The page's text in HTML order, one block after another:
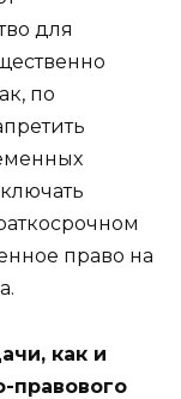
для
по
право на
как и
правового